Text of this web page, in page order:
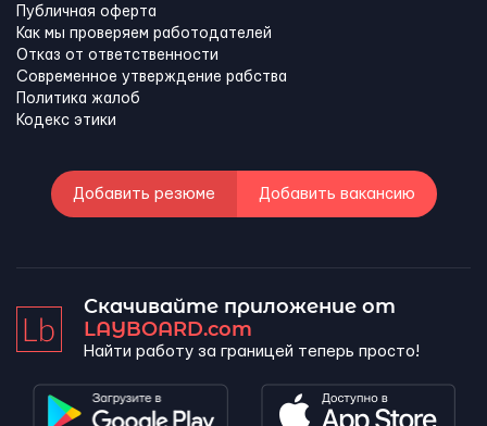
Публичная оферта
Как мы проверяем работодателей
Отказ от ответственности
Современное утверждение рабства
Политика жалоб
Кодекс этики
Добавить резюме Добавить вакансию
Скачивайте приложение от
LAYBOARD.com
Найти работу за границей теперь просто!